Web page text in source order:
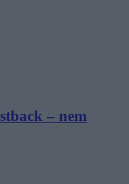
– nem